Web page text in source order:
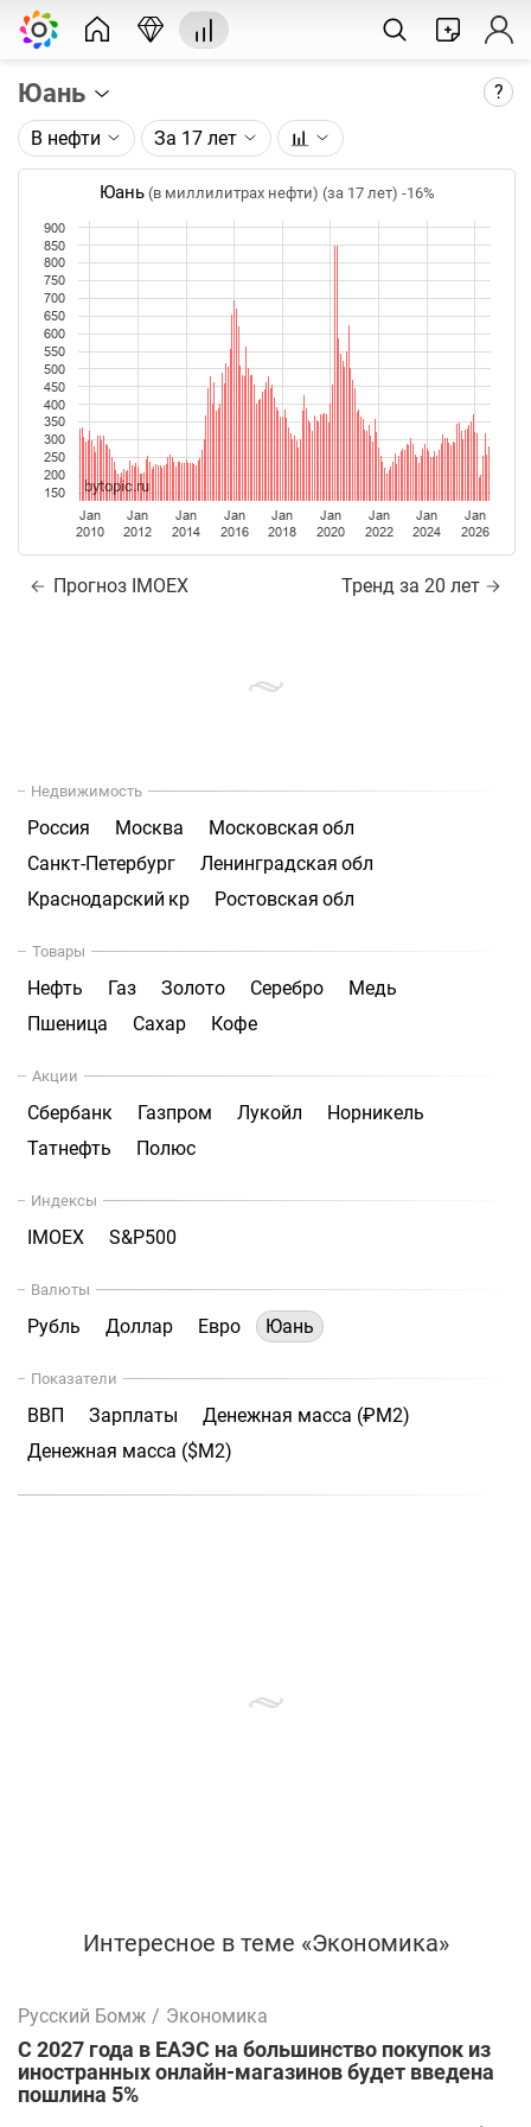
Юань ?
Описание графика:
Цена юаня, торгуемого на FOREX.
Каждая точка на графике - цена закрытия дня,
недели или месяца. Оптимальный таймфрейм
(день, неделя, месяц) подбирается автоматически
при изменении глубины графика.
Данные добавляются ежедневно.
В нефти За 17 лет
Юань (в миллилитрах нефти) (за 17 лет) -16%
Jan
2010
Jan
2012
Jan
2014
Jan
2016
Jan
2018
Jan
2020
Jan
2022
Jan
2024
Jan
2026
150
200
250
300
350
400
450
500
550
600
650
700
750
800
850
900
bytopic.ru
Прогноз IMOEX Тренд за 20 лет
Недвижимость
Россия Москва
Московская обл
Санкт-Петербург
Ленинградская обл
Краснодарский кр
Ростовская обл
Товары
Нефть Газ Золото Серебро
Медь
Пшеница
Сахар Кофе
Акции
Сбербанк Газпром Лукойл
Норникель
Татнефть
Полюс
Индексы
IMOEX S&P500
Валюты
Рубль Доллар Евро Юань
Показатели
ВВП Зарплаты
Денежная масса (₽М2)
Денежная масса ($М2)
Интересное в теме «Экономика»
Русский Бомж / Экономика
С 2027 года в ЕАЭС на большинство покупок из
иностранных онлайн-магазинов будет введена
пошлина 5%